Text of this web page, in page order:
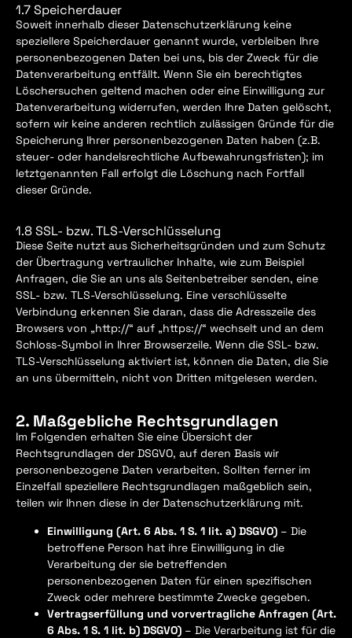
1.7 Speicherdauer
Soweit innerhalb dieser Datenschutzerklärung keine
speziellere Speicherdauer genannt wurde, verbleiben Ihre
personenbezogenen Daten bei uns, bis der Zweck für die
Datenverarbeitung entfällt. Wenn Sie ein berechtigtes
Löschersuchen geltend machen oder eine Einwilligung zur
Datenverarbeitung widerrufen, werden Ihre Daten gelöscht,
sofern wir keine anderen rechtlich zulässigen Gründe für die
Speicherung Ihrer personenbezogenen Daten haben (z.B.
steuer- oder handelsrechtliche Aufbewahrungsfristen); im
letztgenannten Fall erfolgt die Löschung nach Fortfall
dieser Gründe.
1.8 SSL- bzw. TLS-Verschlüsselung
Diese Seite nutzt aus Sicherheitsgründen und zum Schutz
der Übertragung vertraulicher Inhalte, wie zum Beispiel
Anfragen, die Sie an uns als Seitenbetreiber senden, eine
SSL- bzw. TLS-Verschlüsselung. Eine verschlüsselte
Verbindung erkennen Sie daran, dass die Adresszeile des
Browsers von „http://“ auf „https://“ wechselt und an dem
Schloss-Symbol in Ihrer Browserzeile. Wenn die SSL- bzw.
TLS-Verschlüsselung aktiviert ist, können die Daten, die Sie
an uns übermitteln, nicht von Dritten mitgelesen werden.
2. Maßgebliche Rechtsgrundlagen
Im Folgenden erhalten Sie eine Übersicht der
Rechtsgrundlagen der DSGVO, auf deren Basis wir
personenbezogene Daten verarbeiten. Sollten ferner im
Einzelfall speziellere Rechtsgrundlagen maßgeblich sein,
teilen wir Ihnen diese in der Datenschutzerklärung mit.
Einwilligung (Art. 6 Abs. 1 S. 1 lit. a) DSGVO) – Die
betroffene Person hat ihre Einwilligung in die
Verarbeitung der sie betreffenden
personenbezogenen Daten für einen spezifischen
Zweck oder mehrere bestimmte Zwecke gegeben.
Vertragserfüllung und vorvertragliche Anfragen (Art.
6 Abs. 1 S. 1 lit. b) DSGVO) – Die Verarbeitung ist für die